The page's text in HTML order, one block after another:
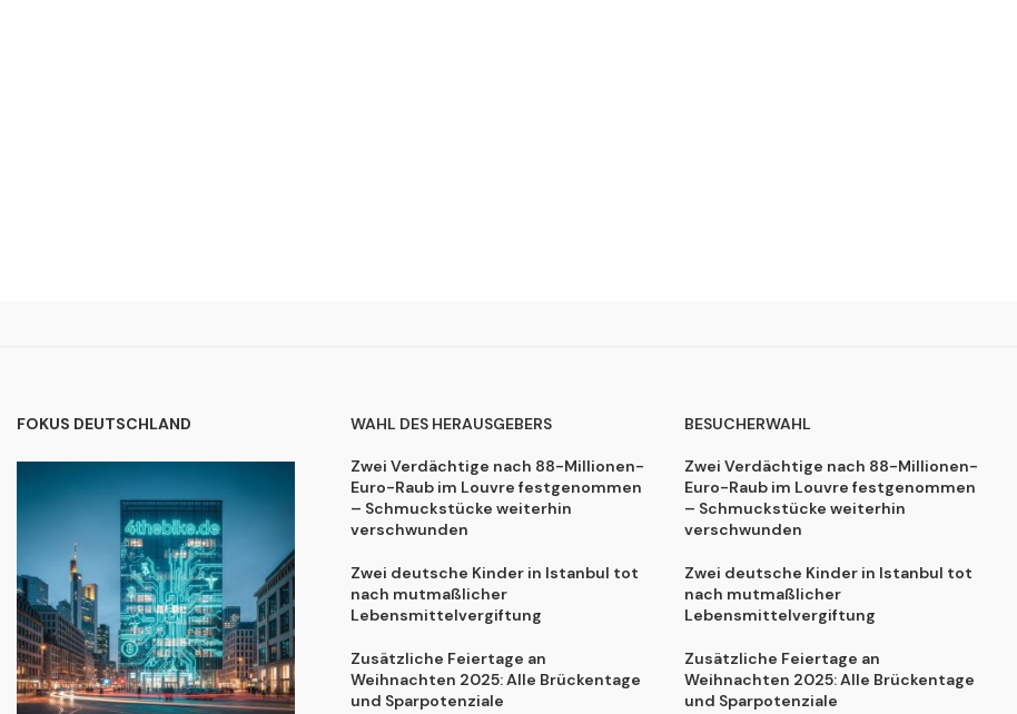
FOKUS DEUTSCHLAND WAHL DES HERAUSGEBERS
Zwei Verdächtige nach 88-Millionen-
Euro-Raub im Louvre festgenommen
– Schmuckstücke weiterhin
verschwunden
Zwei deutsche Kinder in Istanbul tot
nach mutmaßlicher
Lebensmittelvergiftung
Zusätzliche Feiertage an
Weihnachten 2025: Alle Brückentage
und Sparpotenziale
BESUCHERWAHL
Zwei Verdächtige nach 88-Millionen-
Euro-Raub im Louvre festgenommen
– Schmuckstücke weiterhin
verschwunden
Zwei deutsche Kinder in Istanbul tot
nach mutmaßlicher
Lebensmittelvergiftung
Zusätzliche Feiertage an
Weihnachten 2025: Alle Brückentage
und Sparpotenziale